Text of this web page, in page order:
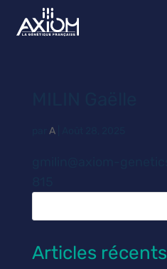
A|
Articles récents